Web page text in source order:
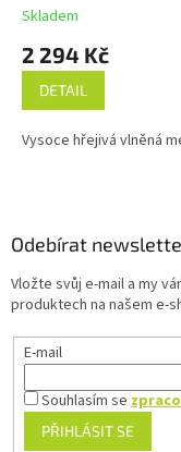
Skladem
2 294 Kč
DETAIL
Vysoce hřejivá vlněná
Odebírat
Vložte svůj e-mail a my
produktech na našem e-
E-mail
Souhlasím se
PŘIHLÁSIT SE